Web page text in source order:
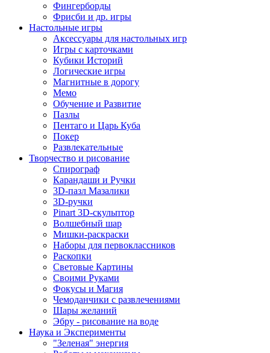
Фингерборды
Фрисби и др. игры
Настольные игры
Аксессуары для настольных игр
Игры с карточками
Кубики Историй
Логические игры
Магнитные в дорогу
Мемо
Обучение и Развитие
Пазлы
Пентаго и Царь Куба
Покер
Развлекательные
Творчество и рисование
Спирограф
Карандаши и Ручки
3D-пазл Мазалики
3D-ручки
Pinart 3D-скульптор
Волшебный шар
Мишки-раскраски
Наборы для первоклассников
Раскопки
Световые Картины
Своими Руками
Фокусы и Магия
Чемоданчики с развлечениями
Шары желаний
Эбру - рисование на воде
Наука и Эксперименты
"Зеленая" энергия